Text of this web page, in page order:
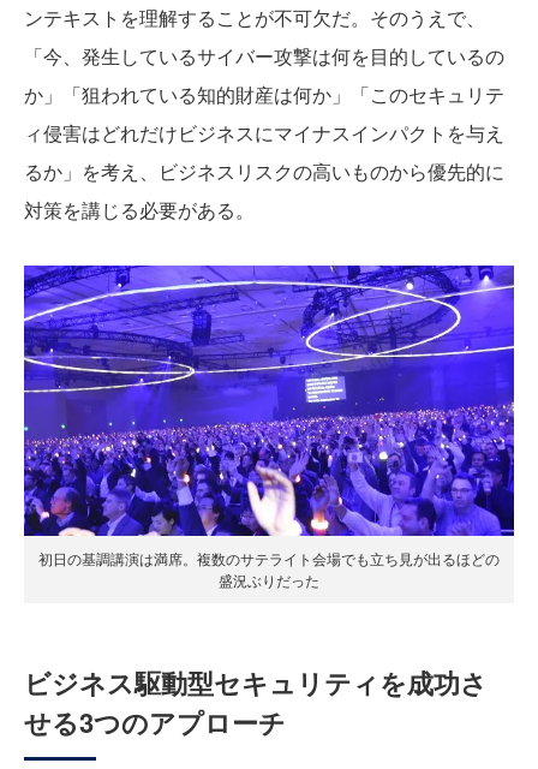
ンテキストを理解することが不可欠だ。そのうえで、
「今、発生しているサイバー攻撃は何を目的しているの
か」「狙われている知的財産は何か」「このセキュリテ
ィ侵害はどれだけビジネスにマイナスインパクトを与え
るか」を考え、ビジネスリスクの高いものから優先的に
対策を講じる必要がある。
初日の基調講演は満席。複数のサテライト会場でも立ち見が出るほどの
盛況ぶりだった
ビジネス駆動型セキュリティを成功さ
せる3つのアプローチ